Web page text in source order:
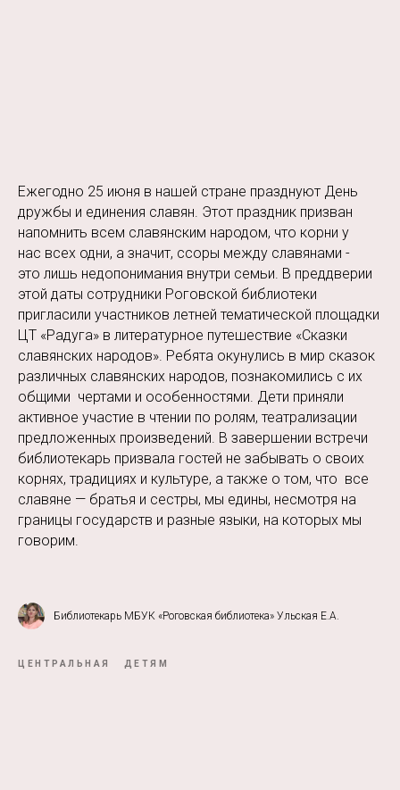
Ежегодно 25 июня в нашей стране празднуют День
дружбы и единения славян. Этот праздник призван
напомнить всем славянским народом, что корни у
нас всех одни, а значит, ссоры между славянами -
это лишь недопонимания внутри семьи. В преддверии
этой даты сотрудники Роговской библиотеки
пригласили участников летней тематической площадки
ЦТ «Радуга» в литературное путешествие «Сказки
славянских народов». Ребята окунулись в мир сказок
различных славянских народов, познакомились с их
общими чертами и особенностями. Дети приняли
активное участие в чтении по ролям, театрализации
предложенных произведений. В завершении встречи
библиотекарь призвала гостей не забывать о своих
корнях, традициях и культуре, а также о том, что все
славяне — братья и сестры, мы едины, несмотря на
границы государств и разные языки, на которых мы
говорим.
Библиотекарь МБУК «Роговская библиотека» Ульская Е.А.
ЦЕНТРАЛЬНАЯ ДЕТЯМ